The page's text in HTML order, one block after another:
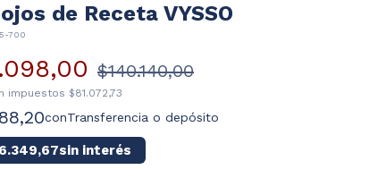
de Receta VYSSO
700
$140.140,00
impuestos $81.072,73
conTransferencia o depósito
sin interés